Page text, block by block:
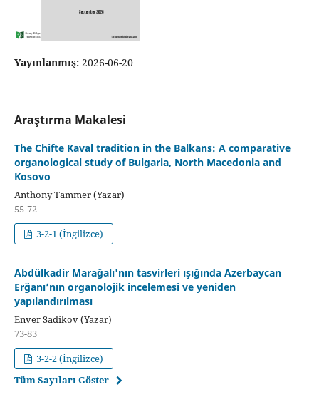
Yayınlanmış: 2026-06-20
Araştırma Makalesi
The Chifte Kaval tradition in the Balkans: A comparative
organological study of Bulgaria, North Macedonia and
Kosovo
Anthony Tammer (Yazar)
55-72
3-2-1 (İngilizce)
Abdülkadir Marağalı'nın tasvirleri ışığında Azerbaycan
Erğanı’nın organolojik incelemesi ve yeniden
yapılandırılması
Enver Sadikov (Yazar)
73-83
3-2-2 (İngilizce)
Tüm Sayıları Göster